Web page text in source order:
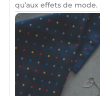
qu’aux effets de mode.